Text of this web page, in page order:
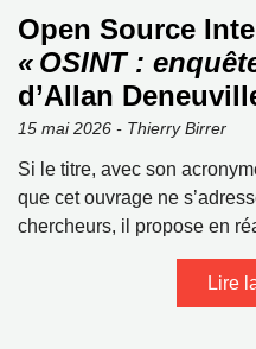
Open Source
« OSINT :
d’Allan
15 mai 2026 - Thierry Birrer
Si le titre, avec son
que cet ouvrage ne
chercheurs, il propose en
Lire